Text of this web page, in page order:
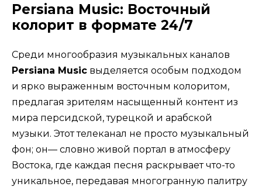
Persiana Music: Восточный
колорит в формате 24/7
Среди многообразия музыкальных каналов
Persiana Music выделяется особым подходом
и ярко выраженным восточным колоритом,
предлагая зрителям насыщенный контент из
мира персидской, турецкой и арабской
музыки. Этот телеканал не просто музыкальный
фон; он— словно живой портал в атмосферу
Востока, где каждая песня раскрывает что-то
уникальное, передавая многогранную палитру